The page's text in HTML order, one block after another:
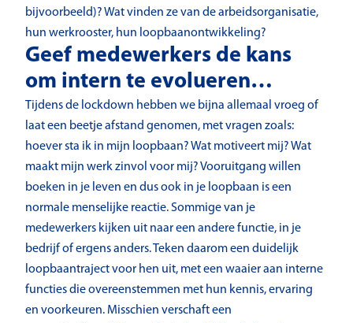
bijvoorbeeld)? Wat vinden ze van de arbeidsorganisatie,
hun werkrooster, hun loopbaanontwikkeling?
Geef medewerkers de kans
om intern te evolueren…
Tijdens de lockdown hebben we bijna allemaal vroeg of
laat een beetje afstand genomen, met vragen zoals:
hoever sta ik in mijn loopbaan? Wat motiveert mij? Wat
maakt mijn werk zinvol voor mij? Vooruitgang willen
boeken in je leven en dus ook in je loopbaan is een
normale menselijke reactie. Sommige van je
medewerkers kijken uit naar een andere functie, in je
bedrijf of ergens anders. Teken daarom een duidelijk
loopbaantraject voor hen uit, met een waaier aan interne
functies die overeenstemmen met hun kennis, ervaring
en voorkeuren. Misschien verschaft een